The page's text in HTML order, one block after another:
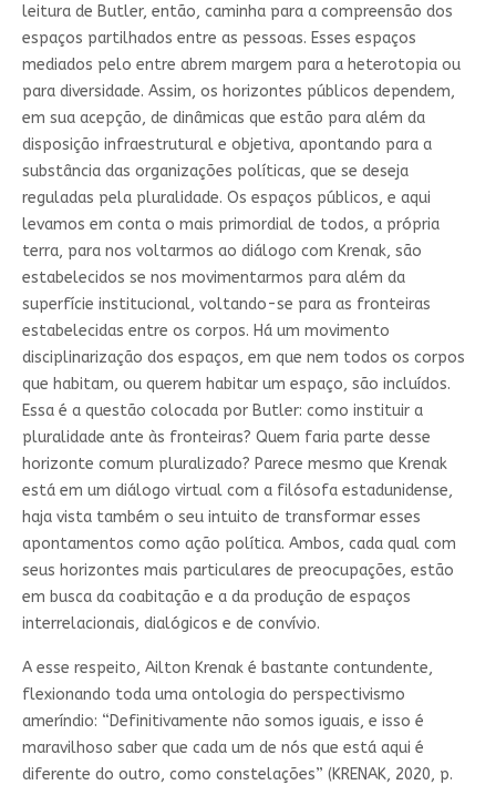
leitura de Butler, então, caminha para a compreensão dos
espaços partilhados entre as pessoas. Esses espaços
mediados pelo entre abrem margem para a heterotopia ou
para diversidade. Assim, os horizontes públicos dependem,
em sua acepção, de dinâmicas que estão para além da
disposição infraestrutural e objetiva, apontando para a
substância das organizações políticas, que se deseja
reguladas pela pluralidade. Os espaços públicos, e aqui
levamos em conta o mais primordial de todos, a própria
terra, para nos voltarmos ao diálogo com Krenak, são
estabelecidos se nos movimentarmos para além da
superfície institucional, voltando-se para as fronteiras
estabelecidas entre os corpos. Há um movimento
disciplinarização dos espaços, em que nem todos os corpos
que habitam, ou querem habitar um espaço, são incluídos.
Essa é a questão colocada por Butler: como instituir a
pluralidade ante às fronteiras? Quem faria parte desse
horizonte comum pluralizado? Parece mesmo que Krenak
está em um diálogo virtual com a filósofa estadunidense,
haja vista também o seu intuito de transformar esses
apontamentos como ação política. Ambos, cada qual com
seus horizontes mais particulares de preocupações, estão
em busca da coabitação e a da produção de espaços
interrelacionais, dialógicos e de convívio.
A esse respeito, Ailton Krenak é bastante contundente,
flexionando toda uma ontologia do perspectivismo
ameríndio: “Definitivamente não somos iguais, e isso é
maravilhoso saber que cada um de nós que está aqui é
diferente do outro, como constelações” (KRENAK, 2020, p.